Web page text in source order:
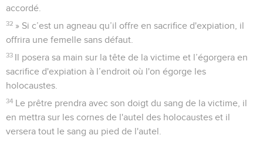
accordé.
32 » Si c’est un agneau qu’il offre en sacrifice d'expiation, il
offrira une femelle sans défaut.
33 Il posera sa main sur la tête de la victime et l’égorgera en
sacrifice d'expiation à l’endroit où l'on égorge les
holocaustes.
34 Le prêtre prendra avec son doigt du sang de la victime, il
en mettra sur les cornes de l'autel des holocaustes et il
versera tout le sang au pied de l'autel.